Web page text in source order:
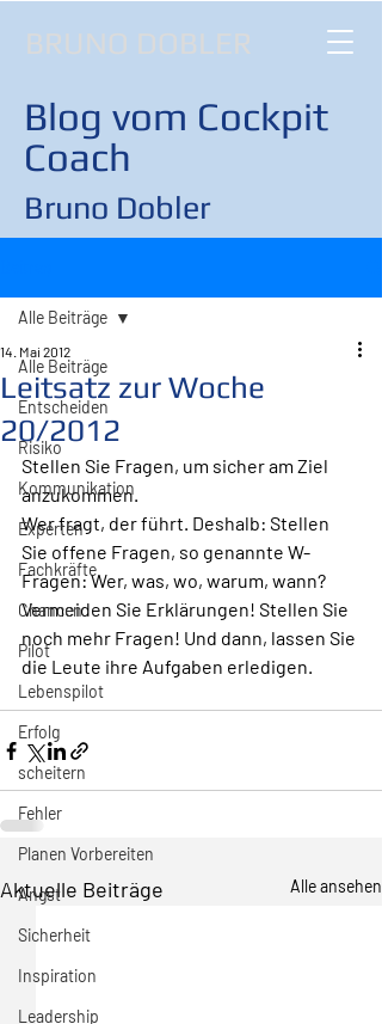
BRUNO DOBLER
Blog vom Cockpit
Coach
Bruno Dobler
Alle Beiträge
Entscheiden
Risiko
Kommunikation
Experten
Fachkräfte
Chancen
Pilot
Lebenspilot
Erfolg
scheitern
Fehler
Planen Vorbereiten
Angst
Sicherheit
Inspiration
Leadership
Alle Beiträge
Leitsatz zur Woche
20/2012
14. Mai 2012
Stellen Sie Fragen, um sicher am Ziel
anzukommen.
Wer fragt, der führt. Deshalb: Stellen
Sie offene Fragen, so genannte W-
Fragen: Wer, was, wo, warum, wann?
Vermeiden Sie Erklärungen! Stellen Sie
noch mehr Fragen! Und dann, lassen Sie
die Leute ihre Aufgaben erledigen.
Aktuelle Beiträge Alle ansehen